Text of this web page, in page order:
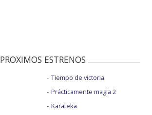
PROXIMOS ESTRENOS
Tiempo de victoria
Prácticamente magia 2
Karateka